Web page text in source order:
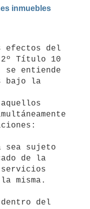
inmuebles
Título 10
se entiende
bajo la
sujeto
de la
misma.
del